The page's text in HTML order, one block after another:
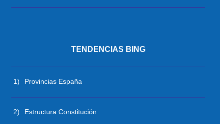
TENDENCIAS BING
1) Provincias España
2) Estructura Constitución